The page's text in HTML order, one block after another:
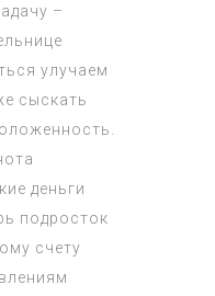
–
улучаем
сыскать
деньги
подросток
счету